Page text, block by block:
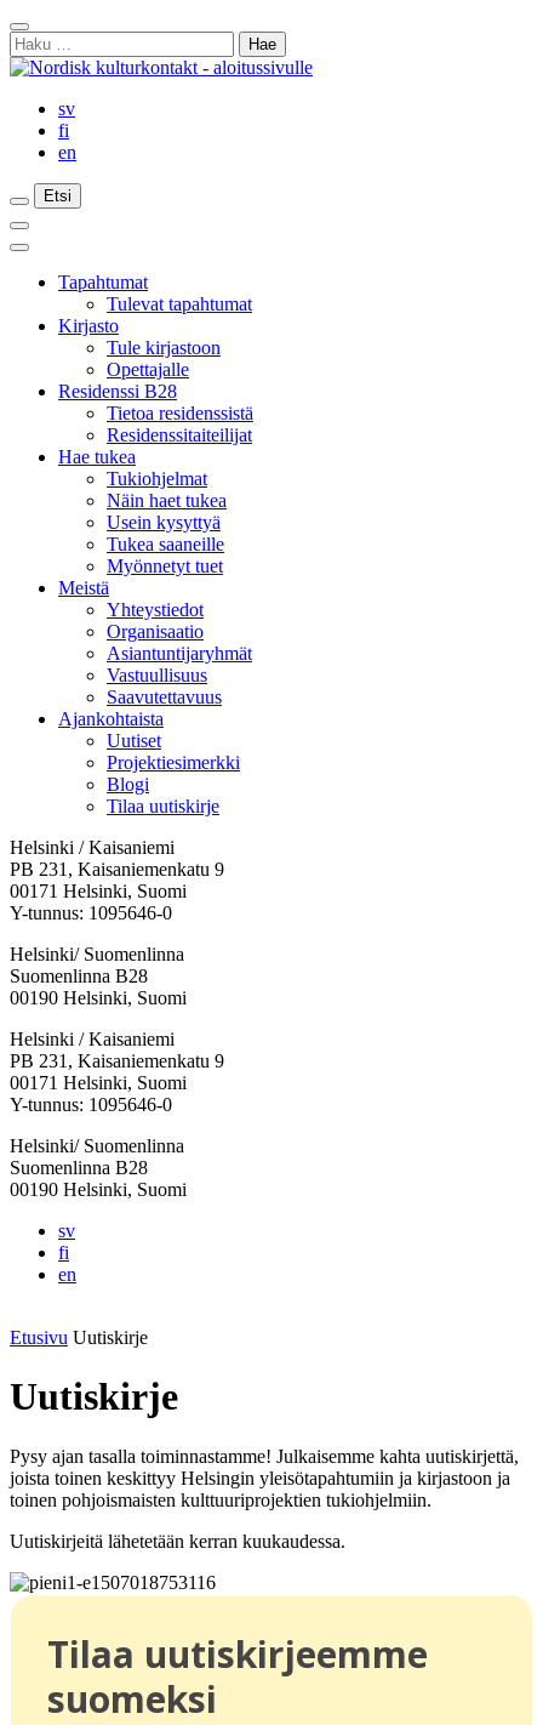
Siirry
sisältöön
Sulje
haku
Haku:
sv
fi
en
Etsi
Etsi
Etsi
Päävalikko
Sulje
päävalikkoTapahtumat
Tulevat tapahtumat
Kirjasto
Tule kirjastoon
Opettajalle
Residenssi B28
Tietoa residenssistä
Residenssitaiteilijat
Hae tukea
Tukiohjelmat
Näin haet tukea
Usein kysyttyä
Tukea saaneille
Myönnetyt tuet
Meistä
Yhteystiedot
Organisaatio
Asiantuntijaryhmät
Vastuullisuus
Saavutettavuus
Ajankohtaista
Uutiset
Projektiesimerkki
Blogi
Tilaa uutiskirje
Helsinki / Kaisaniemi
PB 231, Kaisaniemenkatu 9
00171 Helsinki, Suomi
Y-tunnus: 1095646-0
Helsinki/ Suomenlinna
Suomenlinna B28
00190 Helsinki, Suomi
Facebook:
Avataan
uuteen
välilehteen
Instagram:
Avataan
uuteen
välilehteen
TikTok:
Avataan
uuteen
välilehteen
Youtube:
Avataan
uuteen
välilehteen
Vimeo:
Avataan
uuteen
välilehteen
Helsinki / Kaisaniemi
PB 231, Kaisaniemenkatu 9
00171 Helsinki, Suomi
Y-tunnus: 1095646-0
Helsinki/ Suomenlinna
Suomenlinna B28
00190 Helsinki, Suomi
sv
fi
en
Etusivu Uutiskirje
Uutiskirje
Pysy ajan tasalla toiminnastamme! Julkaisemme kahta uutiskirjettä,
joista toinen keskittyy Helsingin yleisötapahtumiin ja kirjastoon ja
toinen pohjoismaisten kulttuuriprojektien tukiohjelmiin.
Uutiskirjeitä lähetetään kerran kuukaudessa.
Tilaa uutiskirjeemme
suomeksi